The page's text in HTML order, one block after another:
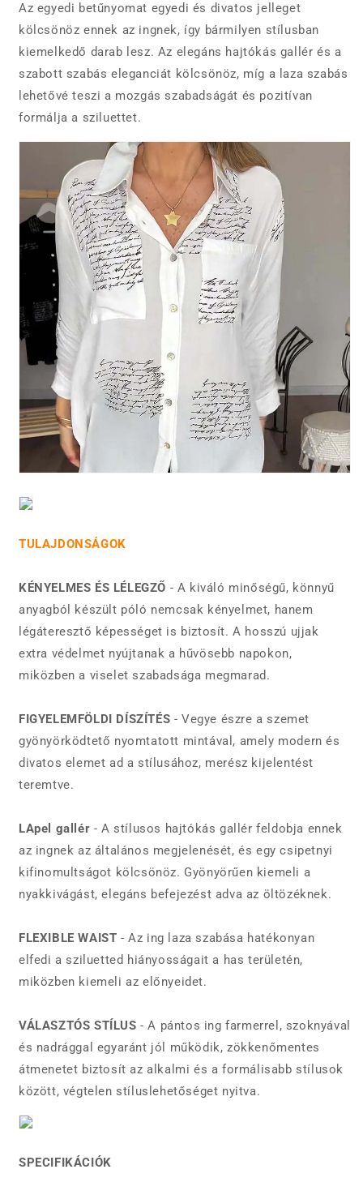
Az egyedi betűnyomat egyedi és divatos jelleget
kölcsönöz ennek az ingnek, így bármilyen stílusban
kiemelkedő darab lesz. Az elegáns hajtókás gallér és a
szabott szabás eleganciát kölcsönöz, míg a laza szabás
lehetővé teszi a mozgás szabadságát és pozitívan
formálja a sziluettet.
TULAJDONSÁGOK
KÉNYELMES ÉS LÉLEGZŐ - A kiváló minőségű, könnyű
anyagból készült póló nemcsak kényelmet, hanem
légáteresztő képességet is biztosít. A hosszú ujjak
extra védelmet nyújtanak a hűvösebb napokon,
miközben a viselet szabadsága megmarad.
FIGYELEMFÖLDI DÍSZÍTÉS - Vegye észre a szemet
gyönyörködtető nyomtatott mintával, amely modern és
divatos elemet ad a stílusához, merész kijelentést
teremtve.
LApel gallér - A stílusos hajtókás gallér feldobja ennek
az ingnek az általános megjelenését, és egy csipetnyi
kifinomultságot kölcsönöz. Gyönyörűen kiemeli a
nyakkivágást, elegáns befejezést adva az öltözéknek.
FLEXIBLE WAIST - Az ing laza szabása hatékonyan
elfedi a sziluetted hiányosságait a has területén,
miközben kiemeli az előnyeidet.
VÁLASZTÓS STÍLUS - A pántos ing farmerrel, szoknyával
és nadrággal egyaránt jól működik, zökkenőmentes
átmenetet biztosít az alkalmi és a formálisabb stílusok
között, végtelen stíluslehetőséget nyitva.
SPECIFIKÁCIÓK